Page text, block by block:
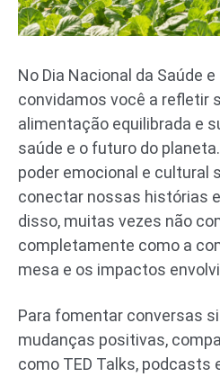
No Dia Nacional da Saúde
convidamos você a refletir
alimentação equilibrada e
saúde e o futuro do
poder emocional e cultural
conectar nossas histórias
disso, muitas vezes não
completamente como a
mesa e os impactos
Para fomentar conversas
mudanças positivas,
como TED Talks, podcasts